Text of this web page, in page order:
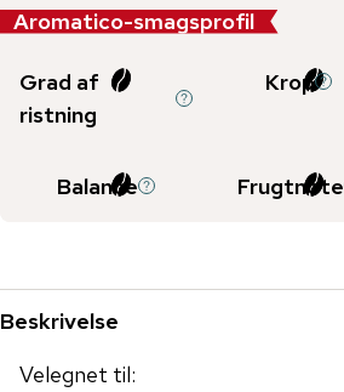
Aromatico-smagsprofil
Grad af
ristning
Krop
Balance Frugtnote
Beskrivelse
Velegnet til: